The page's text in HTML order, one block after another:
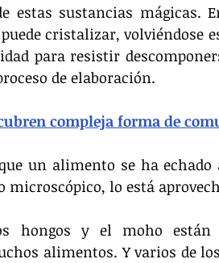
estas sustancias mágicas.
cristalizar, volviéndose
para resistir
de elaboración.
compleja forma de
un alimento se ha
microscópico, lo está
hongos y el moho están
alimentos. Y varios de